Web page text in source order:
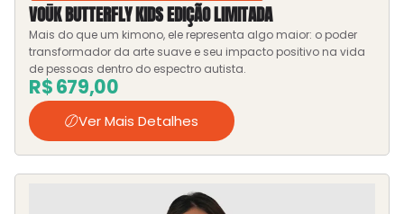
VOŪK BUTTERFLY KIDS EDIÇÃO LIMITADA
Mais do que um kimono, ele representa algo maior: o poder
transformador da arte suave e seu impacto positivo na vida
de pessoas dentro do espectro autista.
R$679,00
Ver Mais Detalhes